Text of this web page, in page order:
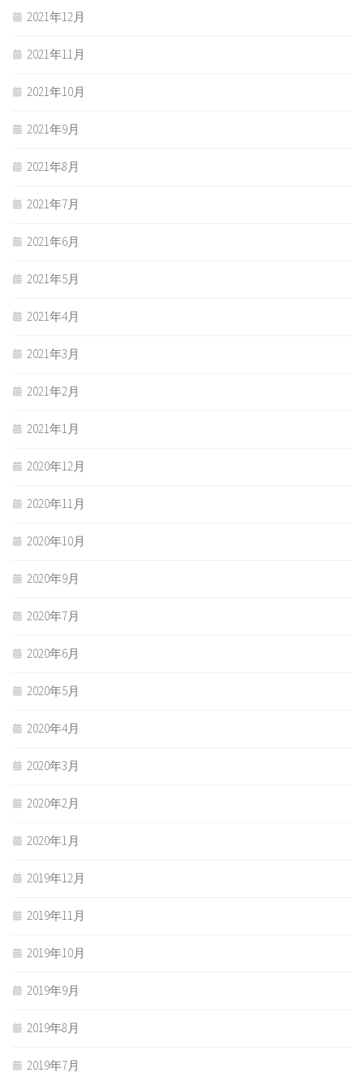
2021年12月
2021年11月
2021年10月
2021年9月
2021年8月
2021年7月
2021年6月
2021年5月
2021年4月
2021年3月
2021年2月
2021年1月
2020年12月
2020年11月
2020年10月
2020年9月
2020年7月
2020年6月
2020年5月
2020年4月
2020年3月
2020年2月
2020年1月
2019年12月
2019年11月
2019年10月
2019年9月
2019年8月
2019年7月